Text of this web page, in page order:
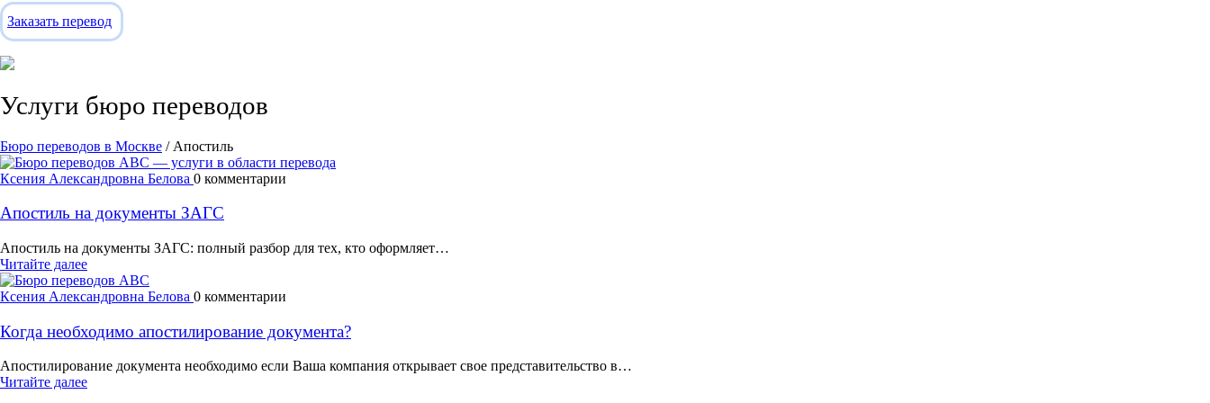
Заказать перевод
Услуги бюро переводов
Бюро переводов в Москве / Апостиль
Ксения Александровна Белова 0 комментарии
Апостиль на документы ЗАГС
Апостиль на документы ЗАГС: полный разбор для тех, кто оформляет…
Читайте далее
Ксения Александровна Белова 0 комментарии
Когда необходимо апостилирование документа?
Апостилирование документа необходимо если Ваша компания открывает свое представительство в…
Читайте далее